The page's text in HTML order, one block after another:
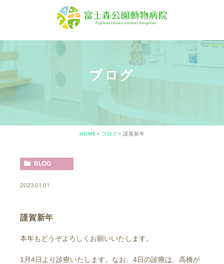
ブログ
HOME ブログ 謹賀新年
BLOG
2023.01.01
謹賀新年
本年もどうぞよろしくお願いいたします。
1月4日より診療いたします。なお、4日の診療は、高橋が